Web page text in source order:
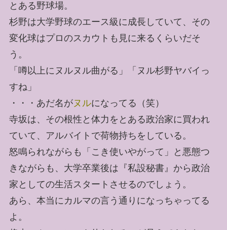
とある野球場。
杉野は大学野球のエース級に成長していて、その
変化球はプロのスカウトも見に来るくらいだそ
う。
「噂以上にヌルヌル曲がる」「ヌル杉野ヤバイっ
すね」
・・・あだ名がヌルになってる（笑）
寺坂は、その根性と体力をとある政治家に買われ
ていて、アルバイトで荷物持ちをしている。
怒鳴られながらも「こき使いやがって」と悪態つ
きながらも、大学卒業後は『私設秘書』から政治
家としての生活スタートさせるのでしょう。
あら、本当にカルマの言う通りになっちゃってる
よ。